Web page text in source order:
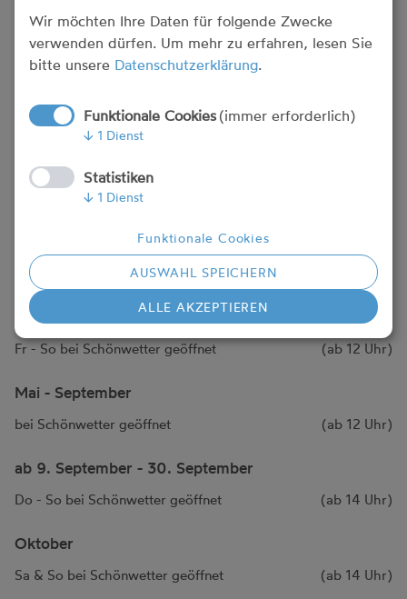
+43 7233 20520-13 / 0699 16323213
E:office@mostvierterl.at
Medienkontakt:marketing@seeseitn.at
Mostvierterl Öffnungszeiten
Sie erreichen uns täglich telefonisch zu unseren
der DW: 13. (Bei Schönwetter geöffnet)
April
Fr - So bei Schönwetter geöffnet (ab 12 Uhr)
Mai - September
bei Schönwetter geöffnet (ab 12 Uhr)
ab 9. September - 30. September
Do - So bei Schönwetter geöffnet (ab 14 Uhr)
Oktober
Sa & So bei Schönwetter geöffnet (ab 14 Uhr)
Wir möchten Ihre Daten für folgende Zwecke
verwenden dürfen. Um mehr zu erfahren, lesen Sie
bitte unsere Datenschutzerklärung.
Funktionale Cookies (immer erforderlich)
↓ 1 Dienst
Statistiken
↓ 1 Dienst
Funktionale Cookies
AUSWAHL SPEICHERN
ALLE AKZEPTIEREN